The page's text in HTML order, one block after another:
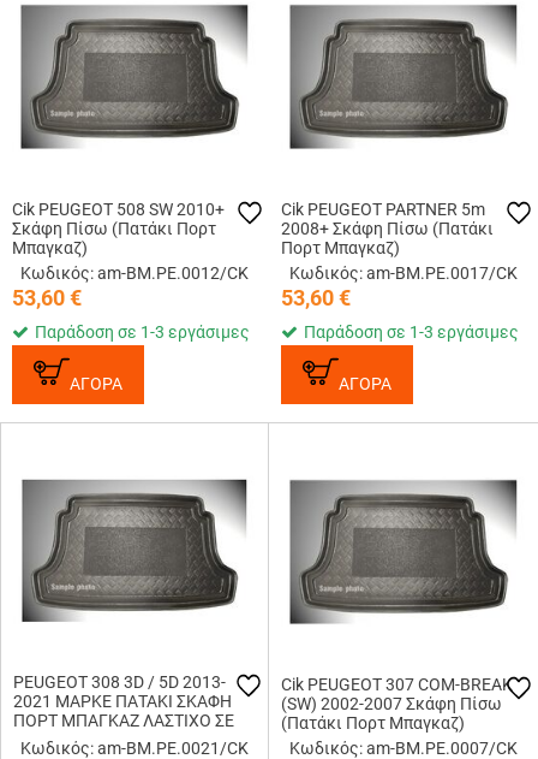
Cik PEUGEOT 508 SW 2010+
Σκάφη Πίσω (Πατάκι Πορτ
Μπαγκαζ)
Κωδικός: am-BM.PE.0012/CK
53,60€
Παράδοση σε 1-3 εργάσιμες
ΑΓΟΡΑ
Cik PEUGEOT PARTNER 5m
2008+ Σκάφη Πίσω (Πατάκι
Πορτ Μπαγκαζ)
Κωδικός: am-BM.PE.0017/CK
53,60€
Παράδοση σε 1-3 εργάσιμες
ΑΓΟΡΑ
PEUGEOT 308 3D / 5D 2013-
2021 ΜΑΡΚΕ ΠΑΤΑΚΙ ΣΚΑΦΗ
ΠΟΡΤ ΜΠΑΓΚΑΖ ΛΑΣΤΙΧΟ ΣΕ
ΜΑΥΡΟ ΧΡΩΜΑ CIK - 1 ΤΕΜ.
Κωδικός: am-BM.PE.0021/CK
Cik PEUGEOT 307 COM-BREAK
(SW) 2002-2007 Σκάφη Πίσω
(Πατάκι Πορτ Μπαγκαζ)
Κωδικός: am-BM.PE.0007/CK